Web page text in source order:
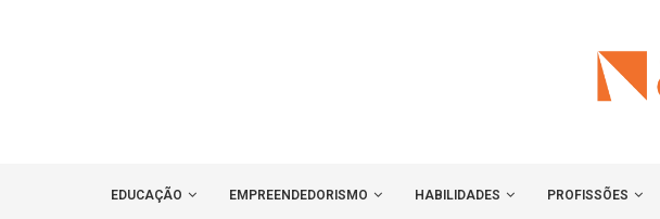
EDUCAÇÃO EMPREENDEDORISMO HABILIDADES PROFISSÕES